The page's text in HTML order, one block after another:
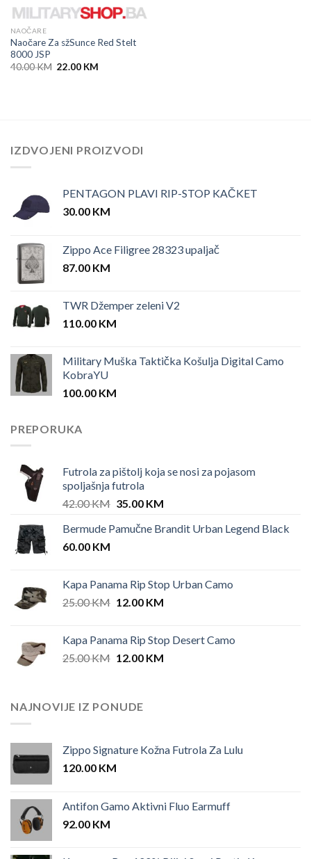
NAOČARE
Naočare Za sžSunce Red Stelt
8000 JSP
40.00KM Original
22.00 KMCurrent
IZDVOJENI PROIZVODI
PENTAGON PLAVI RIP-STOP KAČKET
30.00 KM
Zippo Ace Filigree 28323 upaljač
87.00 KM
TWR Džemper zeleni V2
110.00 KM
Military Muška Taktička Košulja Digital Camo
KobraYU
100.00 KM
PREPORUKA
Futrola za pištolj koja se nosi za pojasom
spoljašnja futrola
42.00KM Original
was:
35.00 KMCurrent
is:
Bermude Pamučne Brandit Urban Legend Black
60.00 KM
Kapa Panama Rip Stop Urban Camo
25.00KM Original
25.00 KM.
12.00 KMCurrent
12.00 KM.
Kapa Panama Rip Stop Desert Camo
25.00KM Original
25.00 KM.
12.00 KMCurrent
NAJNOVIJE IZ PONUDE
Zippo Signature Kožna Futrola Za Lulu
120.00 KM
Antifon Gamo Aktivni Fluo Earmuff
92.00 KM